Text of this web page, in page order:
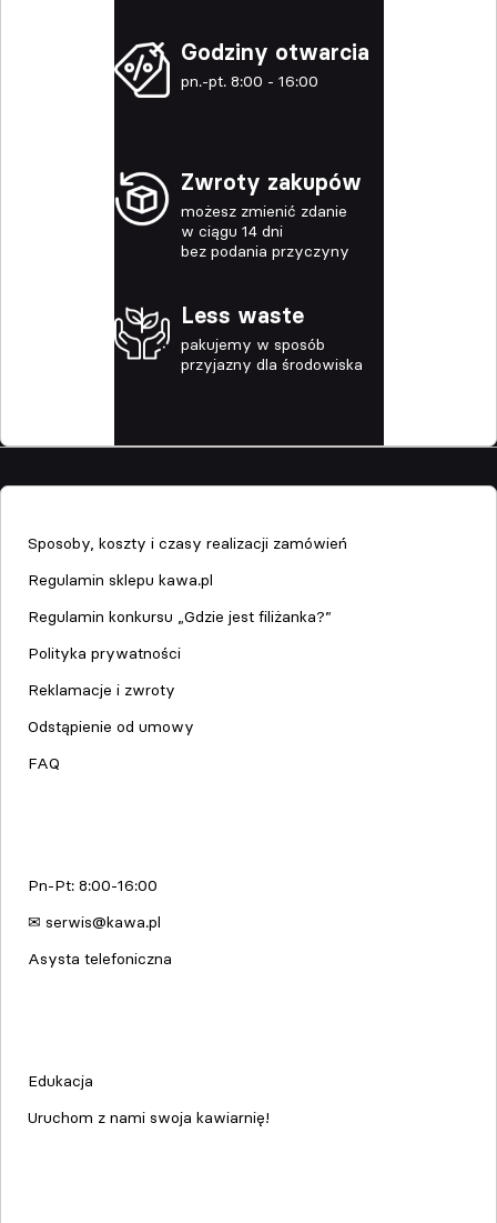
Godziny otwarcia
pn.-pt. 8:00 - 16:00
Zwroty zakupów
możesz zmienić zdanie
w ciągu 14 dni
bez podania przyczyny
Less waste
pakujemy w sposób
przyjazny dla środowiska
Sposoby, koszty i czasy realizacji zamówień
Regulamin sklepu kawa.pl
Regulamin konkursu „Gdzie jest filiżanka?”
Polityka prywatności
Reklamacje i zwroty
Odstąpienie od umowy
FAQ
Pn-Pt: 8:00-16:00
✉ serwis@kawa.pl
Asysta telefoniczna
Edukacja
Uruchom z nami swoja kawiarnię!